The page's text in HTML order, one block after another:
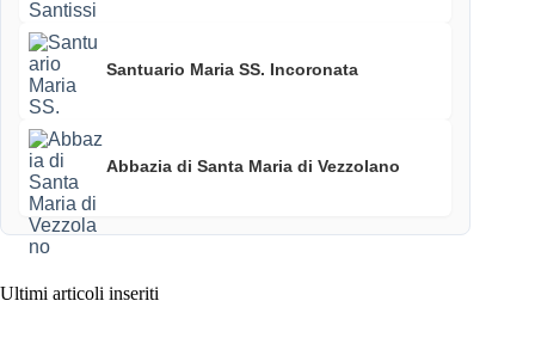
Santuario Maria SS. Incoronata
Abbazia di Santa Maria di Vezzolano
Ultimi articoli inseriti